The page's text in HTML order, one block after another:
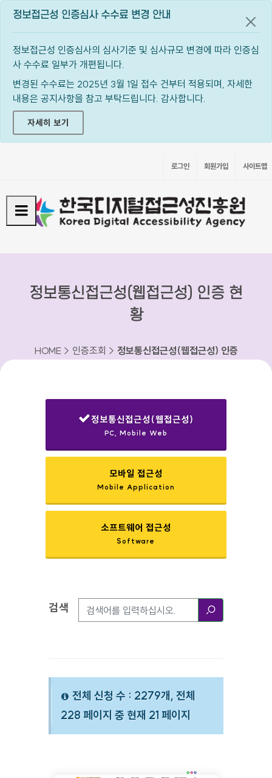
정보접근성 인증심사 수수료 변경 안내
정보접근성 인증심사의 심사기준 및 심사규모 변경에 따라 인증심
사 수수료 일부가 개편됩니다.
변경된 수수료는 2025년 3월 1일 접수 건부터 적용되며, 자세한
내용은 공지사항을 참고 부탁드립니다. 감사합니다.
자세히 보기
공지
로그인 회원가입 사이트맵
정보통신접근성(웹접근성) 인증 현
황
HOME > 인증조회 > 정보통신접근성(웹접근성) 인증
정보통신접근성(웹접근성)
PC, Mobile Web
모바일 접근성
Mobile Application
소프트웨어 접근성
Software
검색옵션
검색
전체 신청 수 : 2279개, 전체
228 페이지 중 현재 21 페이지